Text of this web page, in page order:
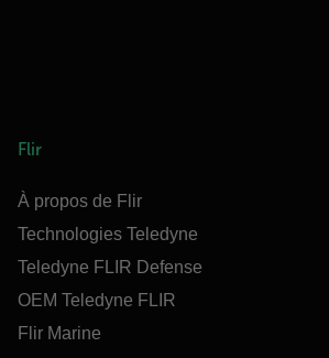
Flir
À propos de Flir
Technologies Teledyne
Teledyne FLIR Defense
OEM Teledyne FLIR
Flir Marine